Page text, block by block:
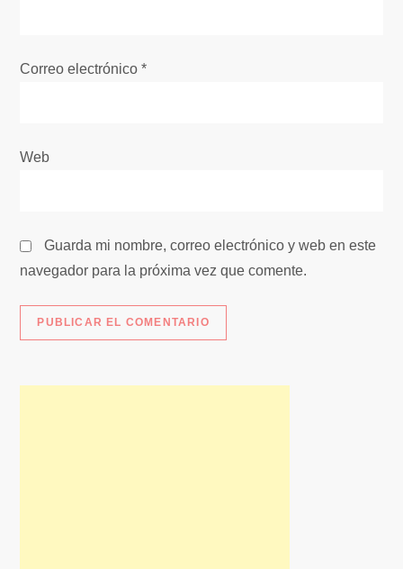
t
a
a
s
Correo electrónico*
Web
Guarda mi nombre, correo electrónico y web en este
navegador para la próxima vez que comente.